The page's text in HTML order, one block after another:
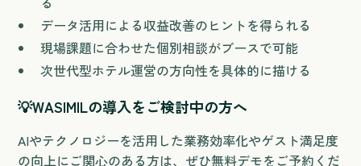
データ活用による収益改善のヒントを得られる
現場課題に合わせた個別相談がブースで可能
次世代型ホテル運営の方向性を具体的に描ける
💡WASIMILの導入をご検討中の方へ
AIやテクノロジーを活用した業務効率化やゲスト満足度
の向上にご関心のある方は、ぜひ無料デモをご予約くだ